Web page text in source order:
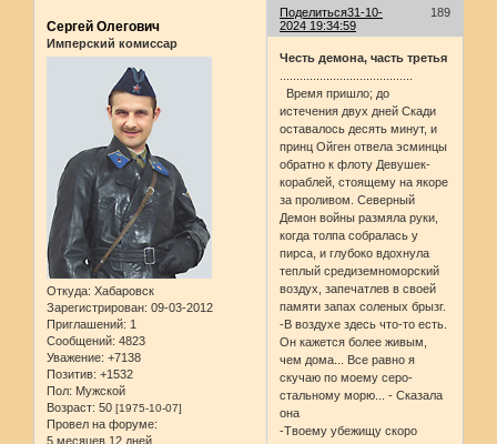
Поделиться 189
31-10-
2024 19:34:59
Сергей Олегович
Имперский комиссар
Откуда: Хабаровск
Зарегистрирован: 09-03-2012
Приглашений: 1
Сообщений: 4823
Уважение: +7138
Позитив: +1532
Пол: Мужской
Возраст: 50 [1975-10-07]
Провел на форуме:
5 месяцев 12 дней
Честь демона, часть третья
Время пришло; до
истечения двух дней Скади
оставалось десять минут, и
принц Ойген отвела эсминцы
обратно к флоту Девушек-
кораблей, стоящему на якоре
за проливом. Северный
Демон войны размяла руки,
когда толпа собралась у
пирса, и глубоко вдохнула
теплый средиземноморский
воздух, запечатлев в своей
памяти запах соленых брызг.
-В воздухе здесь что-то есть.
Он кажется более живым,
чем дома... Все равно я
скучаю по моему серо-
стальному морю... - Сказала
она
-Твоему убежищу скоро